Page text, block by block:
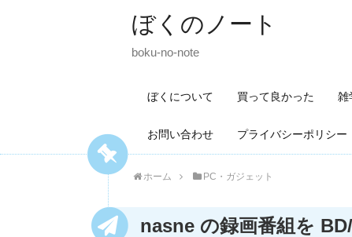
ぼくのノート
boku-no-note
ぼくについて 買って良かった 雑
お問い合わせ プライバシーポリシー
ホーム PC・ガジェット
nasne の録画番組を